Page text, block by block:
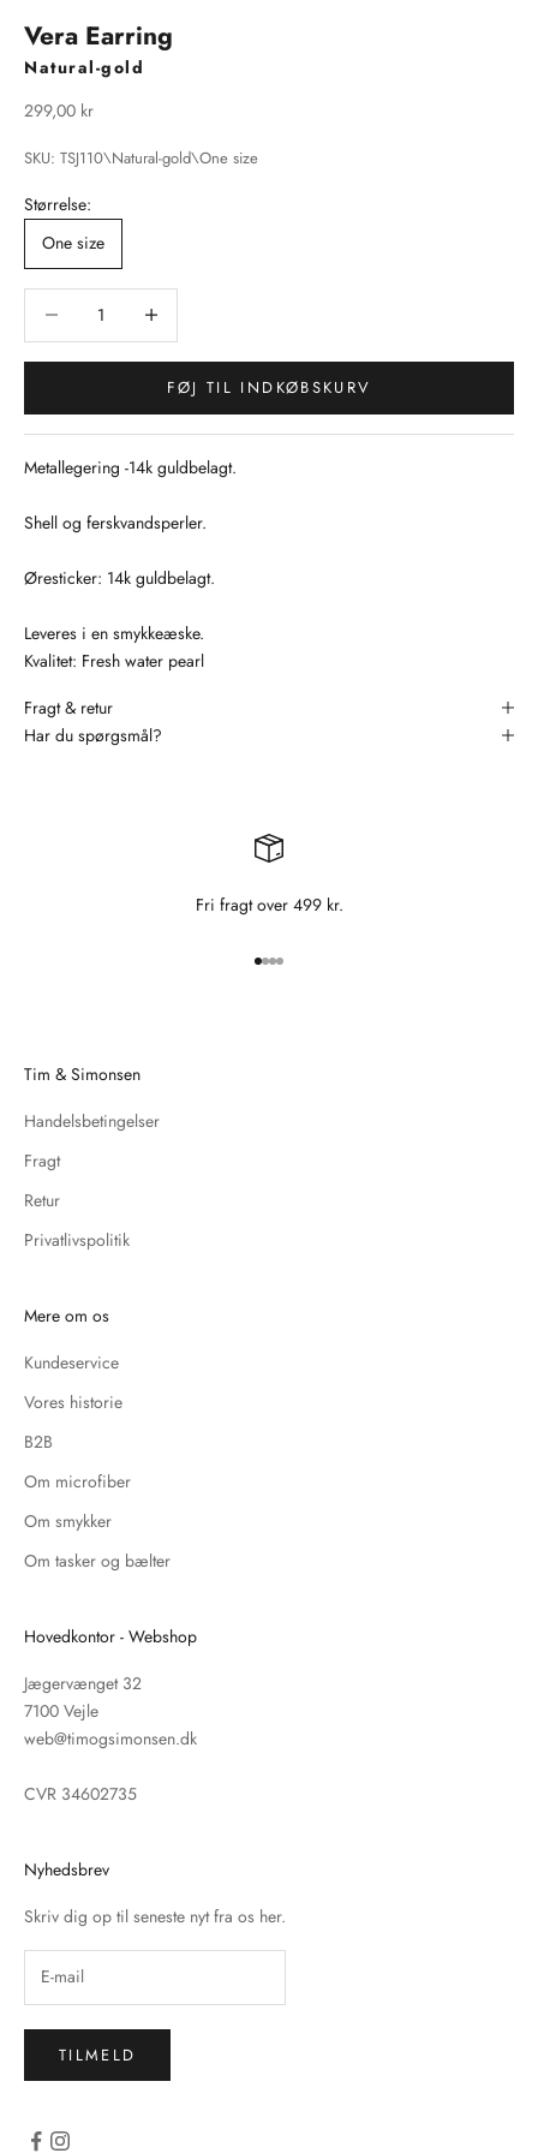
Vera Earring
Natural-gold
Salgspris
299,00 kr
SKU: TSJ110\Natural-gold\One size
Størrelse:
One size
FØJ TIL INDKØBSKURV
Metallegering -14k guldbelagt.
Shell og ferskvandsperler.
Øresticker: 14k guldbelagt.
Leveres i en smykkeæske.
Kvalitet: Fresh water pearl
Fragt & retur
Har du spørgsmål?
Fri fragt over 499 kr.
Gå til element 1
Gå til element 2
Gå til element 3
Gå til element 4
Tim & Simonsen
Handelsbetingelser
Fragt
Retur
Privatlivspolitik
Mere om os
Kundeservice
Vores historie
B2B
Om microfiber
Om smykker
Om tasker og bælter
Hovedkontor - Webshop
Jægervænget 32
7100 Vejle
web@timogsimonsen.dk
CVR 34602735
Nyhedsbrev
Skriv dig op til seneste nyt fra os her.
TILMELD